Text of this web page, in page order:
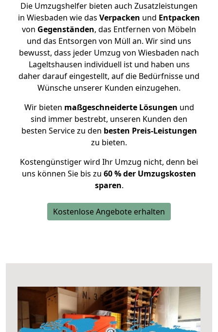
Die Umzugshelfer bieten auch Zusatzleistungen
in Wiesbaden wie das Verpacken und Entpacken
von Gegenständen, das Entfernen von Möbeln
und das Entsorgen von Müll an. Wir sind uns
bewusst, dass jeder Umzug von Wiesbaden nach
Lageltshausen individuell ist und haben uns
daher darauf eingestellt, auf die Bedürfnisse und
Wünsche unserer Kunden einzugehen.
Wir bieten maßgeschneiderte Lösungen und
sind immer bestrebt, unseren Kunden den
besten Service zu den besten Preis-Leistungen
zu bieten.
Kostengünstiger wird Ihr Umzug nicht, denn bei
uns können Sie bis zu 60 % der Umzugskosten
sparen.
Kostenlose Angebote erhalten